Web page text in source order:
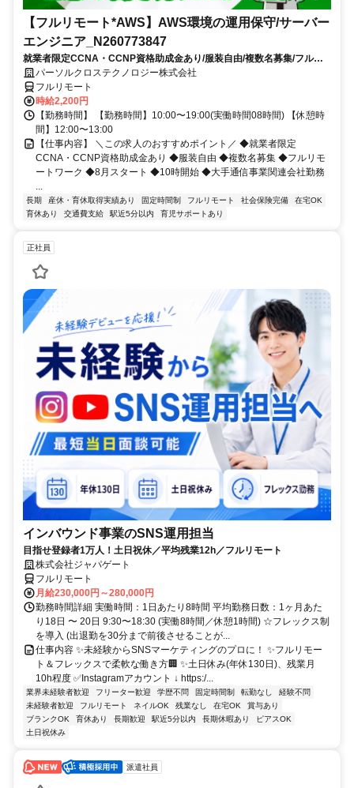
【フルリモート*AWS】AWS環境の運用保守/サーバー
エンジニア_N260773847
就業者限定CCNA・CCNP資格助成金あり/服装自由/複数名募集/フルリ
モートワーク/8月スタート/10時開始/大手通信事業関連会社勤務
パーソルクロステクノロジー株式会社
フルリモート
時給2,200円
【勤務時間】 【勤務時間】10:00〜19:00(実働時間08時間) 【休憩時
間】12:00〜13:00
【仕事内容】 ＼この求人のおすすめポイント／ ◆就業者限定
CCNA・CCNP資格助成金あり ◆服装自由 ◆複数名募集 ◆フルリモ
ートワーク ◆8月スタート ◆10時開始 ◆大手通信事業関連会社勤務
...
長期 産休・育休取得実績あり 固定時間制 フルリモート 社会保険完備
在宅OK
育休あり
交通費支給 駅近5分以内 育児サポートあり
正社員
インバウンド事業のSNS運用担当
目指せ登録者1万人！土日祝休／平均残業12h／フルリモート
株式会社ジャパゲート
フルリモート
月給230,000円～280,000円
勤務時間詳細 実働時間：1日あたり8時間 平均勤務日数：1ヶ月あた
り18日 〜 20日 9:30〜18:30 (実働8時間／休憩1時間) ☆フレックス制
を導入 (出退勤を30分まで前後させることが...
仕事内容 ✨未経験からSNSマーケティングのプロに！ ✨フルリモー
ト＆フレックスで柔軟な働き方🏢 ✨土日休み(年休130日)、残業月
10h程度 ✅Instagramアカウント ↓ https:/...
業界未経験者歓迎 フリーター歓迎 学歴不問 固定時間制 転勤なし
経験不問
未経験者歓迎
フルリモート ネイルOK 残業なし 在宅OK
賞与あり
ブランクOK
育休あり 長期歓迎 駅近5分以内 長期休暇あり
ピアスOK
土日祝休み
派遣社員